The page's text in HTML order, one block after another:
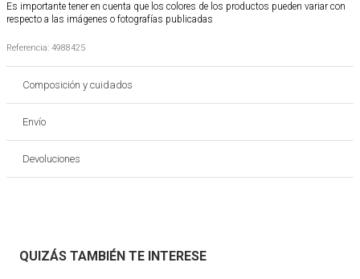
Es importante tener en cuenta que los colores de los productos pueden variar con
respecto a las imágenes o fotografías publicadas
Referencia: 4988425
Composición y cuidados
Envío
Devoluciones
QUIZÁS TAMBIÉN TE INTERESE